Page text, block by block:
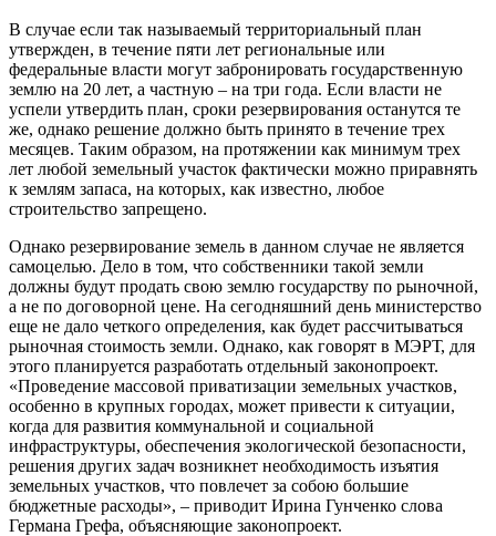
В случае если так называемый территориальный план
утвержден, в течение пяти лет региональные или
федеральные власти могут забронировать государственную
землю на 20 лет, а частную – на три года. Если власти не
успели утвердить план, сроки резервирования останутся те
же, однако решение должно быть принято в течение трех
месяцев. Таким образом, на протяжении как минимум трех
лет любой земельный участок фактически можно приравнять
к землям запаса, на которых, как известно, любое
строительство запрещено.
Однако резервирование земель в данном случае не является
самоцелью. Дело в том, что собственники такой земли
должны будут продать свою землю государству по рыночной,
а не по договорной цене. На сегодняшний день министерство
еще не дало четкого определения, как будет рассчитываться
рыночная стоимость земли. Однако, как говорят в МЭРТ, для
этого планируется разработать отдельный законопроект.
«Проведение массовой приватизации земельных участков,
особенно в крупных городах, может привести к ситуации,
когда для развития коммунальной и социальной
инфраструктуры, обеспечения экологической безопасности,
решения других задач возникнет необходимость изъятия
земельных участков, что повлечет за собою большие
бюджетные расходы», – приводит Ирина Гунченко слова
Германа Грефа, объясняющие законопроект.